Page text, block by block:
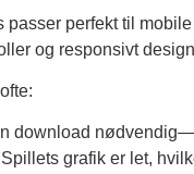
passer perfekt til
og responsivt
download
Spillets grafik er let,